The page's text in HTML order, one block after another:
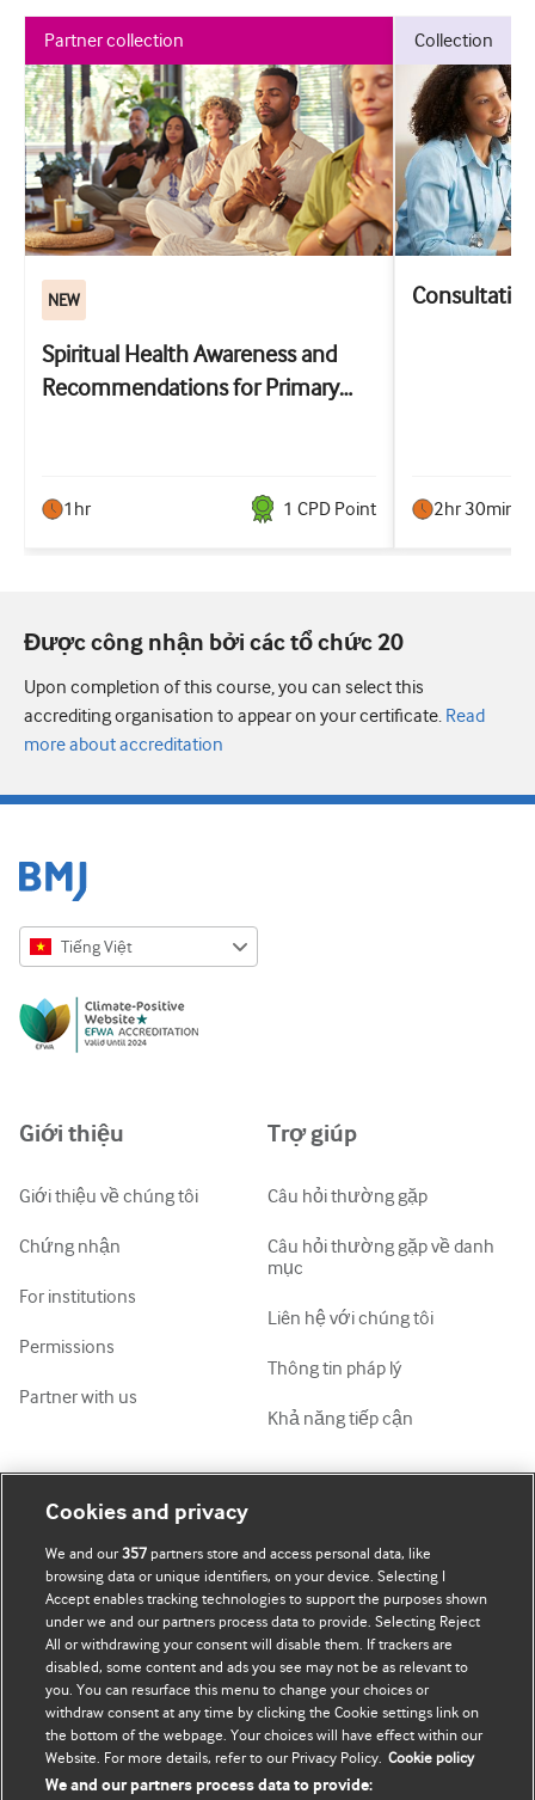
partner collection
NEW
Spiritual Health Awareness and
Recommendations for Primary
1hr 1 CPD Point
collection
2hr 30min
Được công nhận bởi các tổ chức 20
Upon completion of this course, you can select this
accrediting organisation to appear on your certificate. Read
more about accreditation
Tiếng Việt
Русский
ქართული
украї́нська мо́ва
Giới thiệu
Giới thiệu về chúng tôi
Chứng nhận
For institutions
Permissions
Partner with us
Trợ giúp
Câu hỏi thường gặp
Câu hỏi thường gặp về danh
mục
Liên hệ với chúng tôi
Thông tin pháp lý
Khả năng tiếp cận
Tài khoản của tôi
Đăng ký mua
Cập nhật thông tin của tôi
BMJ company
BMJ Best Practice
BMJ Masterclasses
BMJ onExamination
BMJ Portfolio
Cookies and privacy
We and our357 partners store and access personal data, like
browsing data or unique identifiers, on your device. Selecting I
Accept enables tracking technologies to support the purposes shown
under we and our partners process data to provide. Selecting Reject
All or withdrawing your consent will disable them. If trackers are
disabled, some content and ads you see may not be as relevant to
you. You can resurface this menu to change your choices or
withdraw consent at any time by clicking the Cookie settings link on
the bottom of the webpage. Your choices will have effect within our
Website. For more details, refer to our Privacy Policy. Cookie policy
We and our partners process data to provide: